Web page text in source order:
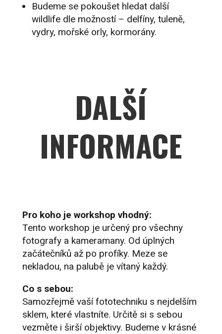
Budeme se pokoušet hledat další
wildlife dle možností – delfíny, tuleně,
vydry, mořské orly, kormorány.
DALŠÍ
INFORMACE
Pro koho je workshop vhodný:
Tento workshop je určený pro všechny
fotografy a kameramany. Od úplných
začátečníků až po profíky. Meze se
nekladou, na palubě je vítaný každý.
Co s sebou:
Samozřejmě vaší fototechniku s nejdelším
sklem, které vlastníte. Určitě si s sebou
vezměte i širší objektivy. Budeme v krásné